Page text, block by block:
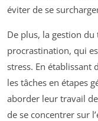
éviter de se
De plus, la gestion
procrastination, qui
stress. En établissant
les tâches en étapes
aborder leur travail
de se concentrer sur